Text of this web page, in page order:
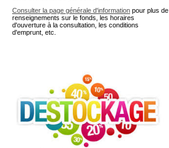
Consulter la page générale d'information pour plus de
renseignements sur le fonds, les horaires
d'ouverture à la consultation, les conditions
d'emprunt, etc.